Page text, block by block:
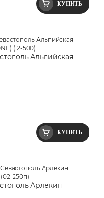
КУПИТЬ
Альпийская
КУПИТЬ
Арлекин